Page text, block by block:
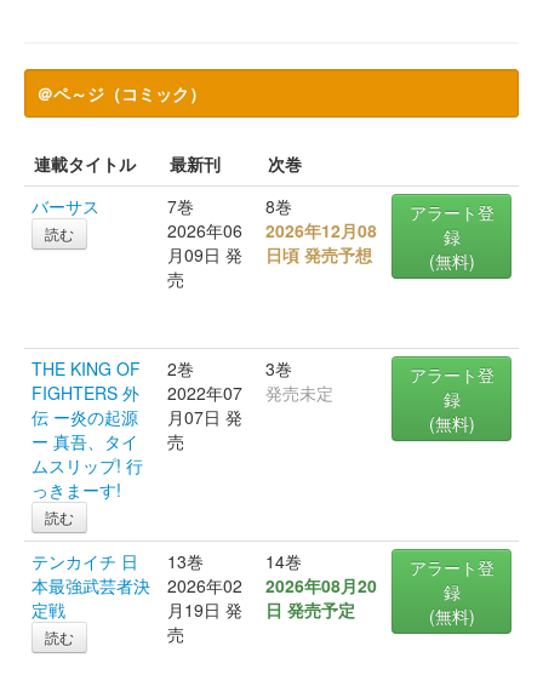
＠ペ～ジ（コミック）
連載タイトル 最新刊
次巻
バーサス
読む
7巻
2026年06
月09日 発
売
8巻
2026年12月08
日頃 発売予想
アラート登
録
(無料)
THE KING OF
FIGHTERS 外
伝 ー炎の起源
ー 真吾、タイ
ムスリップ! 行
っきまーす!
読む
2巻
2022年07
月07日 発
売
3巻
発売未定
アラート登
録
(無料)
テンカイチ 日
本最強武芸者決
定戦
読む
13巻
2026年02
月19日 発
売
14巻
2026年08月20
日 発売予定
アラート登
録
(無料)